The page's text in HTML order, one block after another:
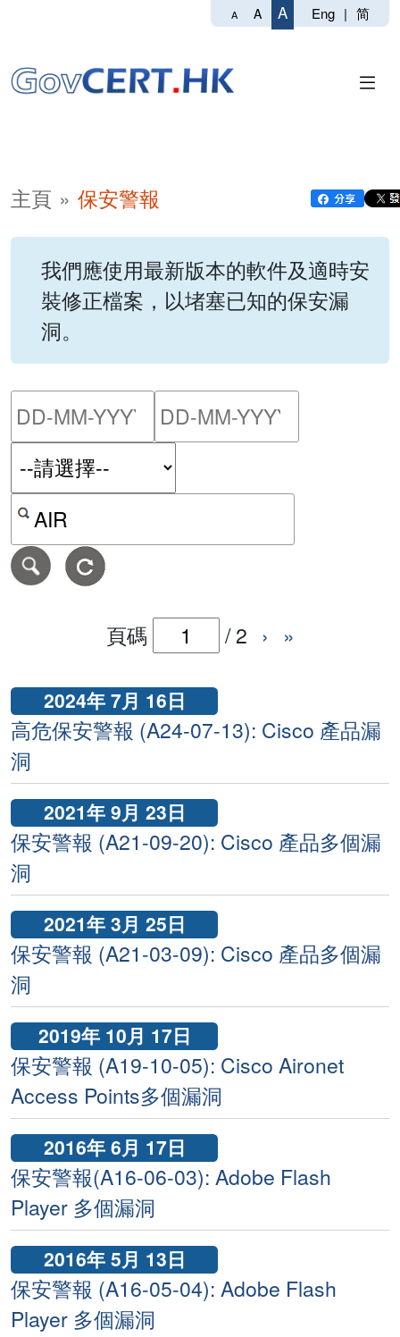
A A A Eng | 简
主頁 保安警報
我們應使用最新版本的軟件及適時安
裝修正檔案，以堵塞已知的保安漏
洞。
請輸入搜尋日期範圍的開
按關鍵字或 CVE ID 搜尋保安警報
頁碼 /2 › »
2024年 7月 16日
高危保安警報 (A24-07-13): Cisco 產品漏
洞
2021年 9月 23日
保安警報 (A21-09-20): Cisco 產品多個漏
洞
2021年 3月 25日
保安警報 (A21-03-09): Cisco 產品多個漏
洞
2019年 10月 17日
保安警報 (A19-10-05): Cisco Aironet
Access Points多個漏洞
2016年 6月 17日
保安警報(A16-06-03): Adobe Flash
Player 多個漏洞
2016年 5月 13日
保安警報 (A16-05-04): Adobe Flash
Player 多個漏洞